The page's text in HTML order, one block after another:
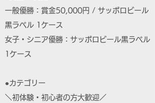
一般優勝：賞金50,000円 / サッポロビール
黒ラベル 1ケース
女子・シニア優勝：サッポロビール黒ラベル
1ケース
●カテゴリー
＼初体験・初心者の方大歓迎／